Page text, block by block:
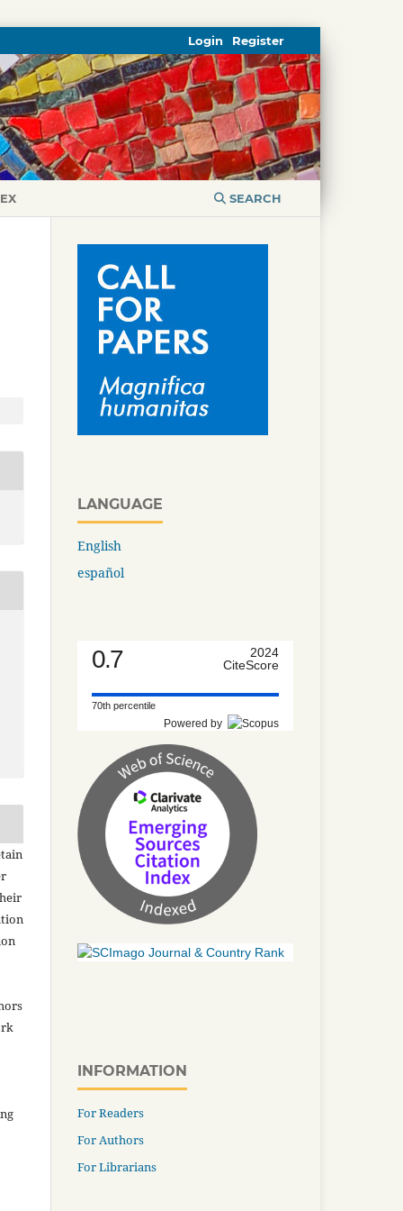
SEARCH
Register
Login
LANGUAGE
English
español
0.7
2024
CiteScore
70th percentile
Powered by
INFORMATION
For Readers
For Authors
For Librarians